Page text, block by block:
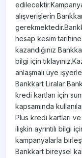
alışverişlerin
hesap kesim
kazandığınız
bilgi için
anlaşmalı üye
Bankkart Liralar
kredi kartları için
kapsamında
Plus kredi kartları
ilişkin ayrıntılı bilgi
kampanyalarla
Bankkart bireysel